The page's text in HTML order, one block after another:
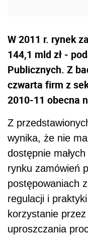
W 2011 r. rynek
144,1 mld zł -
Publicznych. Z
czwarta firm z
2010-11 obecna
Z
wynika, że nie
dostępnie
rynku zamówień
postępowaniach
regulacji i
korzystanie
uproszczania